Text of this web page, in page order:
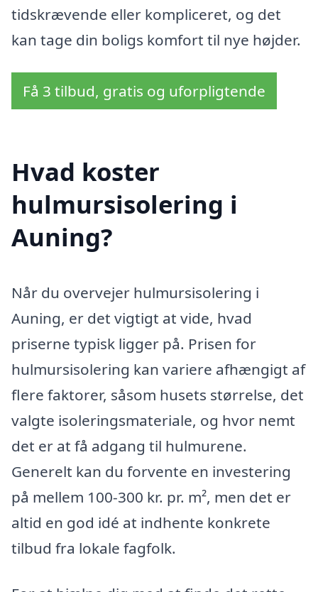
tidskrævende eller kompliceret, og det
kan tage din boligs komfort til nye højder.
Få 3 tilbud, gratis og uforpligtende
Hvad koster
hulmursisolering i
Auning?
Når du overvejer hulmursisolering i
Auning, er det vigtigt at vide, hvad
priserne typisk ligger på. Prisen for
hulmursisolering kan variere afhængigt af
flere faktorer, såsom husets størrelse, det
valgte isoleringsmateriale, og hvor nemt
det er at få adgang til hulmurene.
Generelt kan du forvente en investering
på mellem 100-300 kr. pr. m², men det er
altid en god idé at indhente konkrete
tilbud fra lokale fagfolk.